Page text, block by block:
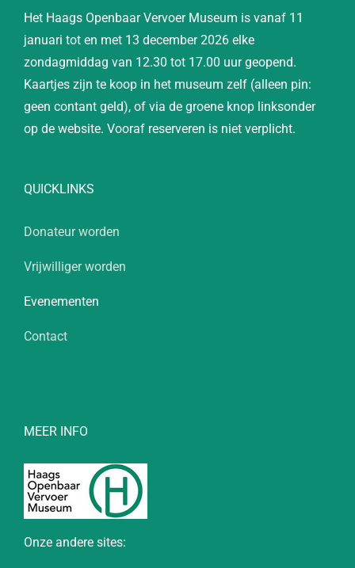
Het Haags Openbaar Vervoer Museum is vanaf 11
januari tot en met 13 december 2026 elke
zondagmiddag van 12.30 tot 17.00 uur geopend.
Kaartjes zijn te koop in het museum zelf (alleen pin:
geen contant geld), of via de groene knop linksonder
op de website. Vooraf reserveren is niet verplicht.
QUICKLINKS
Donateur worden
Vrijwilliger worden
Evenementen
Contact
MEER INFO
Onze andere sites: